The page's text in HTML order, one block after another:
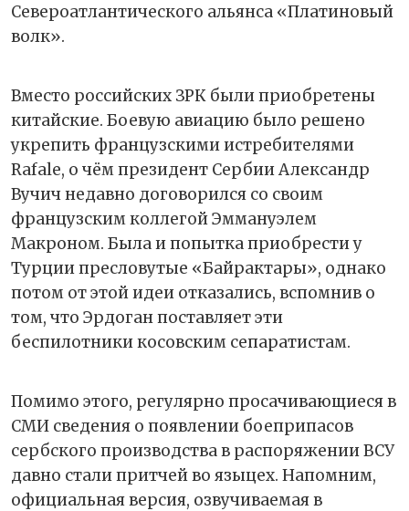
Североатлантического альянса «Платиновый
волк».
Вместо российских ЗРК были приобретены
китайские. Боевую авиацию было решено
укрепить французскими истребителями
Rafale, о чём президент Сербии Александр
Вучич недавно договорился со своим
французским коллегой Эммануэлем
Макроном. Была и попытка приобрести у
Турции пресловутые «Байрактары», однако
потом от этой идеи отказались, вспомнив о
том, что Эрдоган поставляет эти
беспилотники косовским сепаратистам.
Помимо этого, регулярно просачивающиеся в
СМИ сведения о появлении боеприпасов
сербского производства в распоряжении ВСУ
давно стали притчей во языцех. Напомним,
официальная версия, озвучиваемая в